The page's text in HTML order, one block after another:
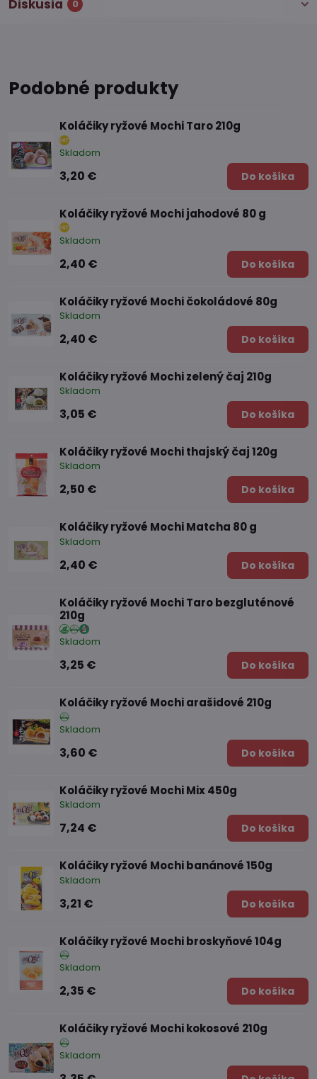
Diskusia 0
Podobné produkty
Koláčiky ryžové Mochi Taro 210g
Skladom
3,20 € Do košíka
Koláčiky ryžové Mochi jahodové 80 g
Skladom
2,40 € Do košíka
Koláčiky ryžové Mochi čokoládové 80g
Skladom
2,40 € Do košíka
Koláčiky ryžové Mochi zelený čaj 210g
Skladom
3,05 € Do košíka
Koláčiky ryžové Mochi thajský čaj 120g
Skladom
2,50 € Do košíka
Koláčiky ryžové Mochi Matcha 80 g
Skladom
2,40 € Do košíka
Koláčiky ryžové Mochi Taro bezgluténové
210g
Skladom
3,25 € Do košíka
Koláčiky ryžové Mochi arašidové 210g
Skladom
3,60 € Do košíka
Koláčiky ryžové Mochi Mix 450g
Skladom
7,24 € Do košíka
Koláčiky ryžové Mochi banánové 150g
Skladom
3,21 € Do košíka
Koláčiky ryžové Mochi broskyňové 104g
Skladom
2,35 € Do košíka
Koláčiky ryžové Mochi kokosové 210g
Skladom